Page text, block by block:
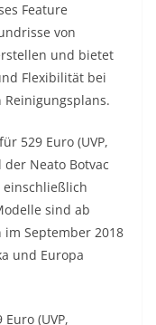
Feature
von
und bietet
Flexibilität bei
529 Euro (UVP,
Neato Botvac
einschließlich
sind ab
September 2018
und Europa
(UVP,